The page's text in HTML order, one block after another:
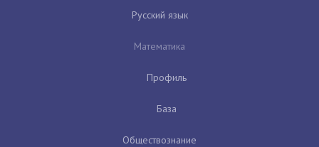
Русский язык
Математика
Профиль
База
Обществознание